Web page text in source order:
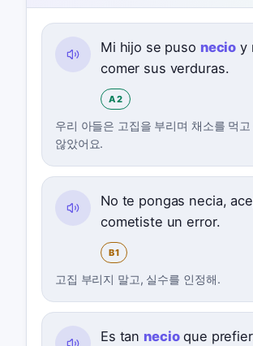
Mi hijo se puso necio y
comer sus verduras.
A2
우리 아들은 고집을 부리며 채소를 먹
않았어요.
No te pongas necia,
cometiste un error.
B1
고집 부리지 말고, 실수를 인정해.
Es tan necioque